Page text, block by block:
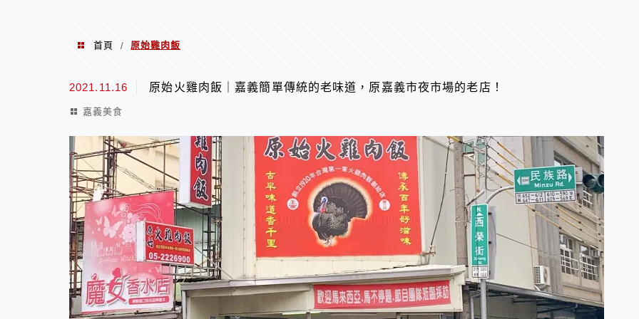
首頁 / 原始雞肉飯
原始雞肉飯
2021.11.16 原始火雞肉飯｜嘉義簡單傳統的老味道，原嘉義市夜市場的老店！
嘉義美食